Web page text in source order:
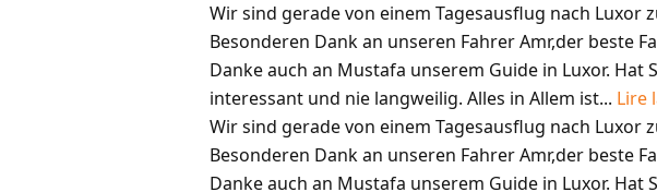
Wir sind gerade von einem Tagesausflug nach
Besonderen Dank an unseren Fahrer Amr,der beste
Danke auch an Mustafa unserem Guide in Luxor.
interessant und nie langweilig. Alles in Allem ist... Lire
Wir sind gerade von einem Tagesausflug nach
Besonderen Dank an unseren Fahrer Amr,der beste
Danke auch an Mustafa unserem Guide in Luxor.